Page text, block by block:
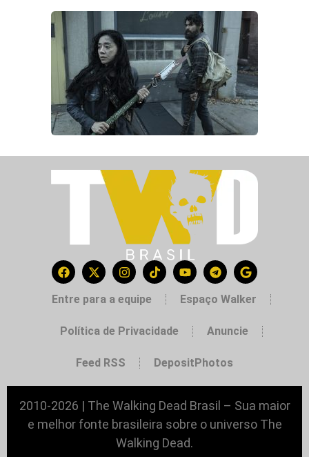
Entre para a equipe Espaço Walker
Política de Privacidade Anuncie
Feed RSS DepositPhotos
2010-2026 | The Walking Dead Brasil – Sua maior
e melhor fonte brasileira sobre o universo The
Walking Dead.